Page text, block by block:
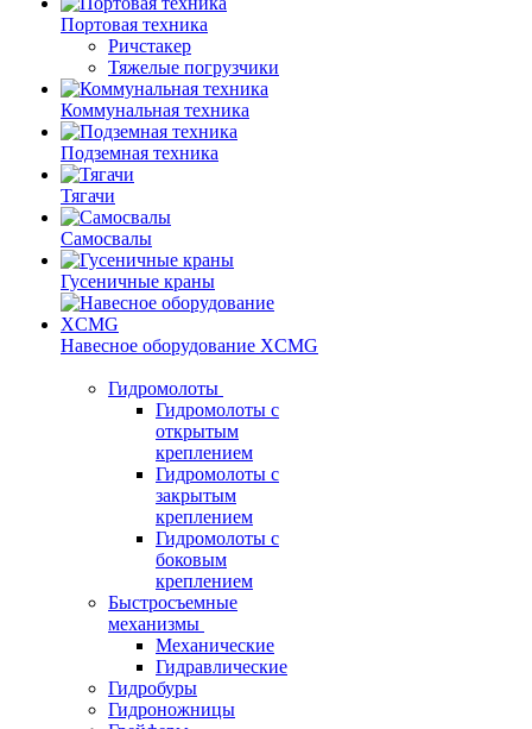
Портовая техника
Ричстакер
Тяжелые погрузчики
Коммунальная техника
Подземная техника
Тягачи
Самосвалы
Гусеничные краны
Навесное оборудование XCMG
Гидромолоты
Гидромолоты с
открытым
креплением
Гидромолоты с
закрытым
креплением
Гидромолоты с
боковым
креплением
Быстросъемные
механизмы
Механические
Гидравлические
Гидробуры
Гидроножницы